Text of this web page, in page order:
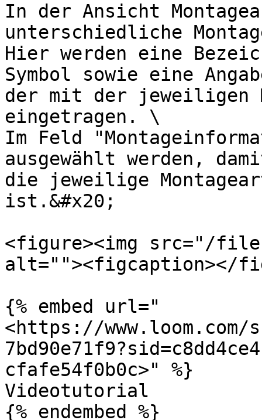
In der Ansicht
unterschiedliche
Hier werden eine
Symbol sowie eine
der mit der jeweiligen
eingetragen. \
Im Feld
ausgewählt werden,
die jeweilige
ist.&#x20;
<figure><img src="/
alt=""><figcaption></
{% embed url="
<https://www.loom.com/
cfafe54f0b0c>" %}
Videotutorial